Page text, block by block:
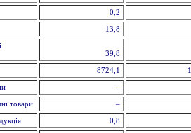
0,2
13,8
39,8
8724,1
–
товари –
0,8